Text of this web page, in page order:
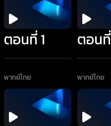
ตอนที่ 1
พากย์ไทย
ตอนที่
พากย์ไทย